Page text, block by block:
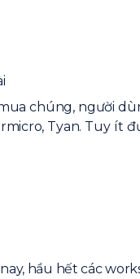
chúng, người
Tyan. Tuy ít
hầu hết các